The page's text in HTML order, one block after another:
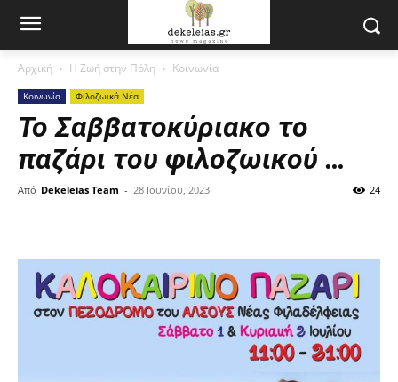
Αρχική Η Ζωή στην Πόλη Κοινωνία
Κοινωνία Φιλοζωικά Νέα
Το Σαββατοκύριακο το
παζάρι του φιλοζωικού …
Από Dekeleias Team - 28 Ιουνίου, 2023 24